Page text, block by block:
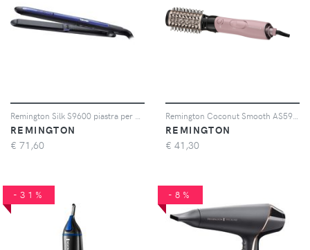
REMINGTON
€ 71,60
REMINGTON
€ 41,30
-31% -8%